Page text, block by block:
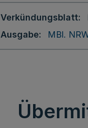
Verkündungsblatt
Ausgabe
MBl.